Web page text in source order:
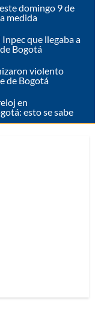
domingo 9 de
medida
que llegaba a
Bogotá
violento
de Bogotá
en
esto se sabe